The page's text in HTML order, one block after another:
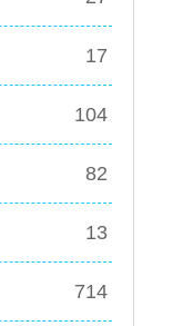
17
104
82
13
714